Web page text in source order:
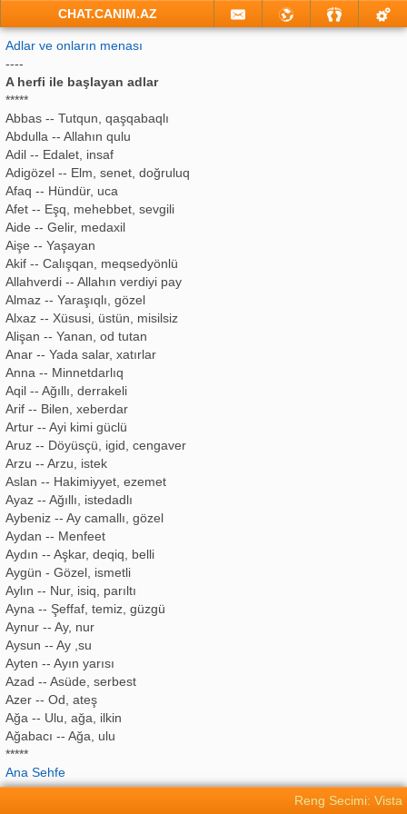
CHAT.CANIM.AZ
Adlar ve onların menası
----
A herfi ile başlayan adlar
*****
Abbas -- Tutqun, qaşqabaqlı
Abdulla -- Allahın qulu
Adil -- Edalet, insaf
Adigözel -- Elm, senet, doğruluq
Afaq -- Hündür, uca
Afet -- Eşq, mehebbet, sevgili
Aide -- Gelir, medaxil
Aişe -- Yaşayan
Akif -- Calışqan, meqsedyönlü
Allahverdi -- Allahın verdiyi pay
Almaz -- Yaraşıqlı, gözel
Alxaz -- Xüsusi, üstün, misilsiz
Alişan -- Yanan, od tutan
Anar -- Yada salar, xatırlar
Anna -- Minnetdarlıq
Aqil -- Ağıllı, derrakeli
Arif -- Bilen, xeberdar
Artur -- Ayi kimi güclü
Aruz -- Döyüsçü, igid, cengaver
Arzu -- Arzu, istek
Aslan -- Hakimiyyet, ezemet
Ayaz -- Ağıllı, istedadlı
Aybeniz -- Ay camallı, gözel
Aydan -- Menfeet
Aydın -- Aşkar, deqiq, belli
Aygün - Gözel, ismetli
Aylın -- Nur, isiq, parıltı
Ayna -- Şeffaf, temiz, güzgü
Aynur -- Ay, nur
Aysun -- Ay ,su
Ayten -- Ayın yarısı
Azad -- Asüde, serbest
Azer -- Od, ateş
Ağa -- Ulu, ağa, ilkin
Ağabacı -- Ağa, ulu
*****
Ana Sehfe
Reng Secimi: Vista